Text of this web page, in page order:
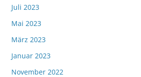
Juli 2023
Mai 2023
März 2023
Januar 2023
November 2022